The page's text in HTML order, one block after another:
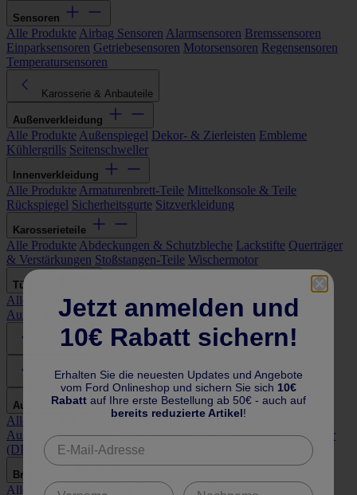
Sensoren
Alle Produkte Airbag Sensoren Alarmsensoren Bremssensoren
Einparksensoren Getriebesensoren Motorsensoren Regensensoren
Temperatursensoren
Karosserie & Anbauteile
Außenverkleidung
Alle Produkte Außenspiegel Dekor- & Zierleisten Embleme
Kühlergrills Seitenschweller
Innenverkleidung
Alle Produkte Armaturenbrett-Teile Mittelkonsole & Teile
Rückspiegel Sicherheitsgurte Sitzverkleidung
Karosserieteile
Alle Produkte Abdeckungen & Schutzbleche Lackstifte Querträger
& Verstärkungen Stoßstangen-Teile Wischermotor
Türteile
Alle Produkte Schlösser & Schlüssel Türdichtungen Türgriffe
Außen
Türgriffe Innen Türverkleidung
Lackstifte
Mechanik
Auspuffanlagen
Alle Produkte AbgaskrümmerAuspuffdichtungen
Auspuffschalldämpfer Katalysatoren Lambdasonden Partikelfilter
(DPF)
Bremsteile
Alle Produkte Bremsbacken Bremsbeläge
Jetzt anmelden und
10€ Rabatt sichern!
Erhalten Sie die neuesten Updates und Angebote
vom Ford Onlineshop und sichern Sie sich 10€
Rabatt auf Ihre erste Bestellung ab 50€ - auch auf
bereits reduzierte Artikel!